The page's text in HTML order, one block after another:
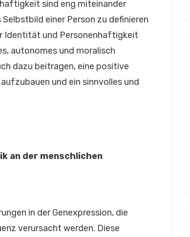
sind eng miteinander
einer Person zu definieren
Identität und Personenhaftigkeit
autonomes und moralisch
dazu beitragen, eine positive
und ein sinnvolles und
an der menschlichen
in der Genexpression, die
verursacht werden. Diese